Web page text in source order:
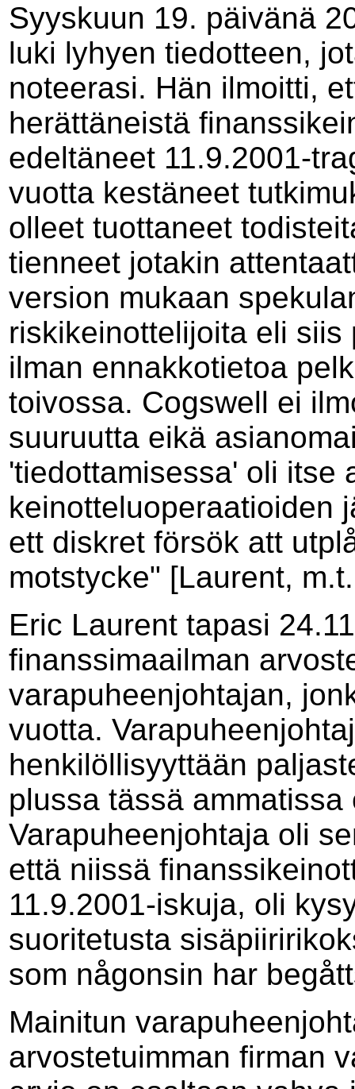
Syyskuun 19. päivänä
luki lyhyen tiedotteen,
noteerasi. Hän ilmoitti,
herättäneistä
edeltäneet 11.9.2001-
vuotta kestäneet
olleet tuottaneet
tienneet jotakin
version mukaan
riskikeinottelijoita eli
ilman ennakkotietoa
toivossa. Cogswell ei
suuruutta eikä
'tiedottamisessa' oli itse
keinotteluoperaatioiden
ett diskret försök att
motstycke" [Laurent,
Eric Laurent tapasi
finanssimaailman
varapuheenjohtajan,
vuotta.
henkilöllisyyttään
plussa tässä
Varapuheenjohtaja oli
että niissä
11.9.2001-iskuja, oli
suoritetusta
som någonsin har
Mainitun
arvostetuimman firman